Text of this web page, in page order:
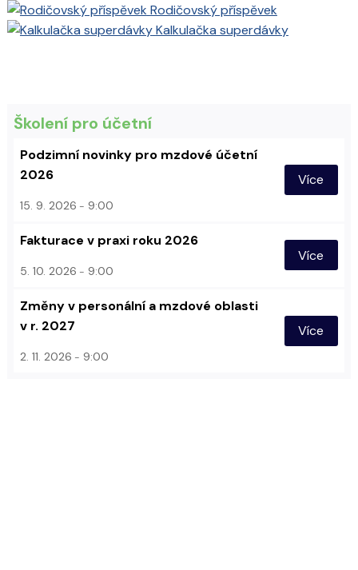
Rodičovský příspěvek
Kalkulačka superdávky
Školení pro účetní
Podzimní novinky pro mzdové účetní
2026
15. 9. 2026 9:00
Více
Fakturace v praxi roku 2026
5. 10. 2026 9:00
Více
Změny v personální a mzdové oblasti
v r. 2027
2. 11. 2026 9:00
Více